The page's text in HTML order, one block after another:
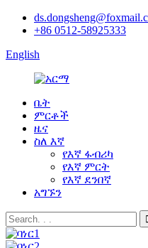
+86 0512-58925333
English
ቤት
ምርቶች
ዜና
ስለ እኛ
የእኛ ፋብሪካ
የእኛ ምርት
የእኛ ደንበኛ
አግኙን